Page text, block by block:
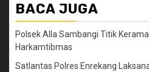
BACA JUGA
Polsek Alla Sambangi Titik
Harkamtibmas
Satlantas Polres Enrekang